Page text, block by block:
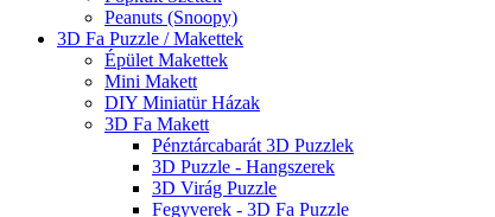
Peanuts (Snoopy)
3D Fa Puzzle / Makettek
Épület Makettek
Mini Makett
DIY Miniatür Házak
3D Fa Makett
Pénztárcabarát 3D Puzzlek
3D Puzzle - Hangszerek
3D Virág Puzzle
Fegyverek - 3D Fa Puzzle